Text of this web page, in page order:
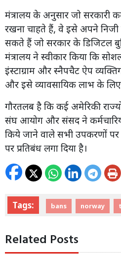
मंत्रालय के अनुसार जो सरकारी
रखना चाहते हैं, वे इसे अपने
सकते हैं जो सरकार के डिजिटल
मंत्रालय ने स्वीकार किया कि
इंस्टाग्राम और स्नैपचैट ऐप
और इसे व्यावसायिक लाभ के
गौरतलब है कि कई अमेरिकी
संघ आयोग और संसद ने
किये जाने वाले सभी उपकरणों
पर प्रतिबंध लगा दिया है।
Tags: bans norway
Related Posts